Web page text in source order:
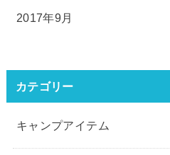
2017年9月
カテゴリー
キャンプアイテム